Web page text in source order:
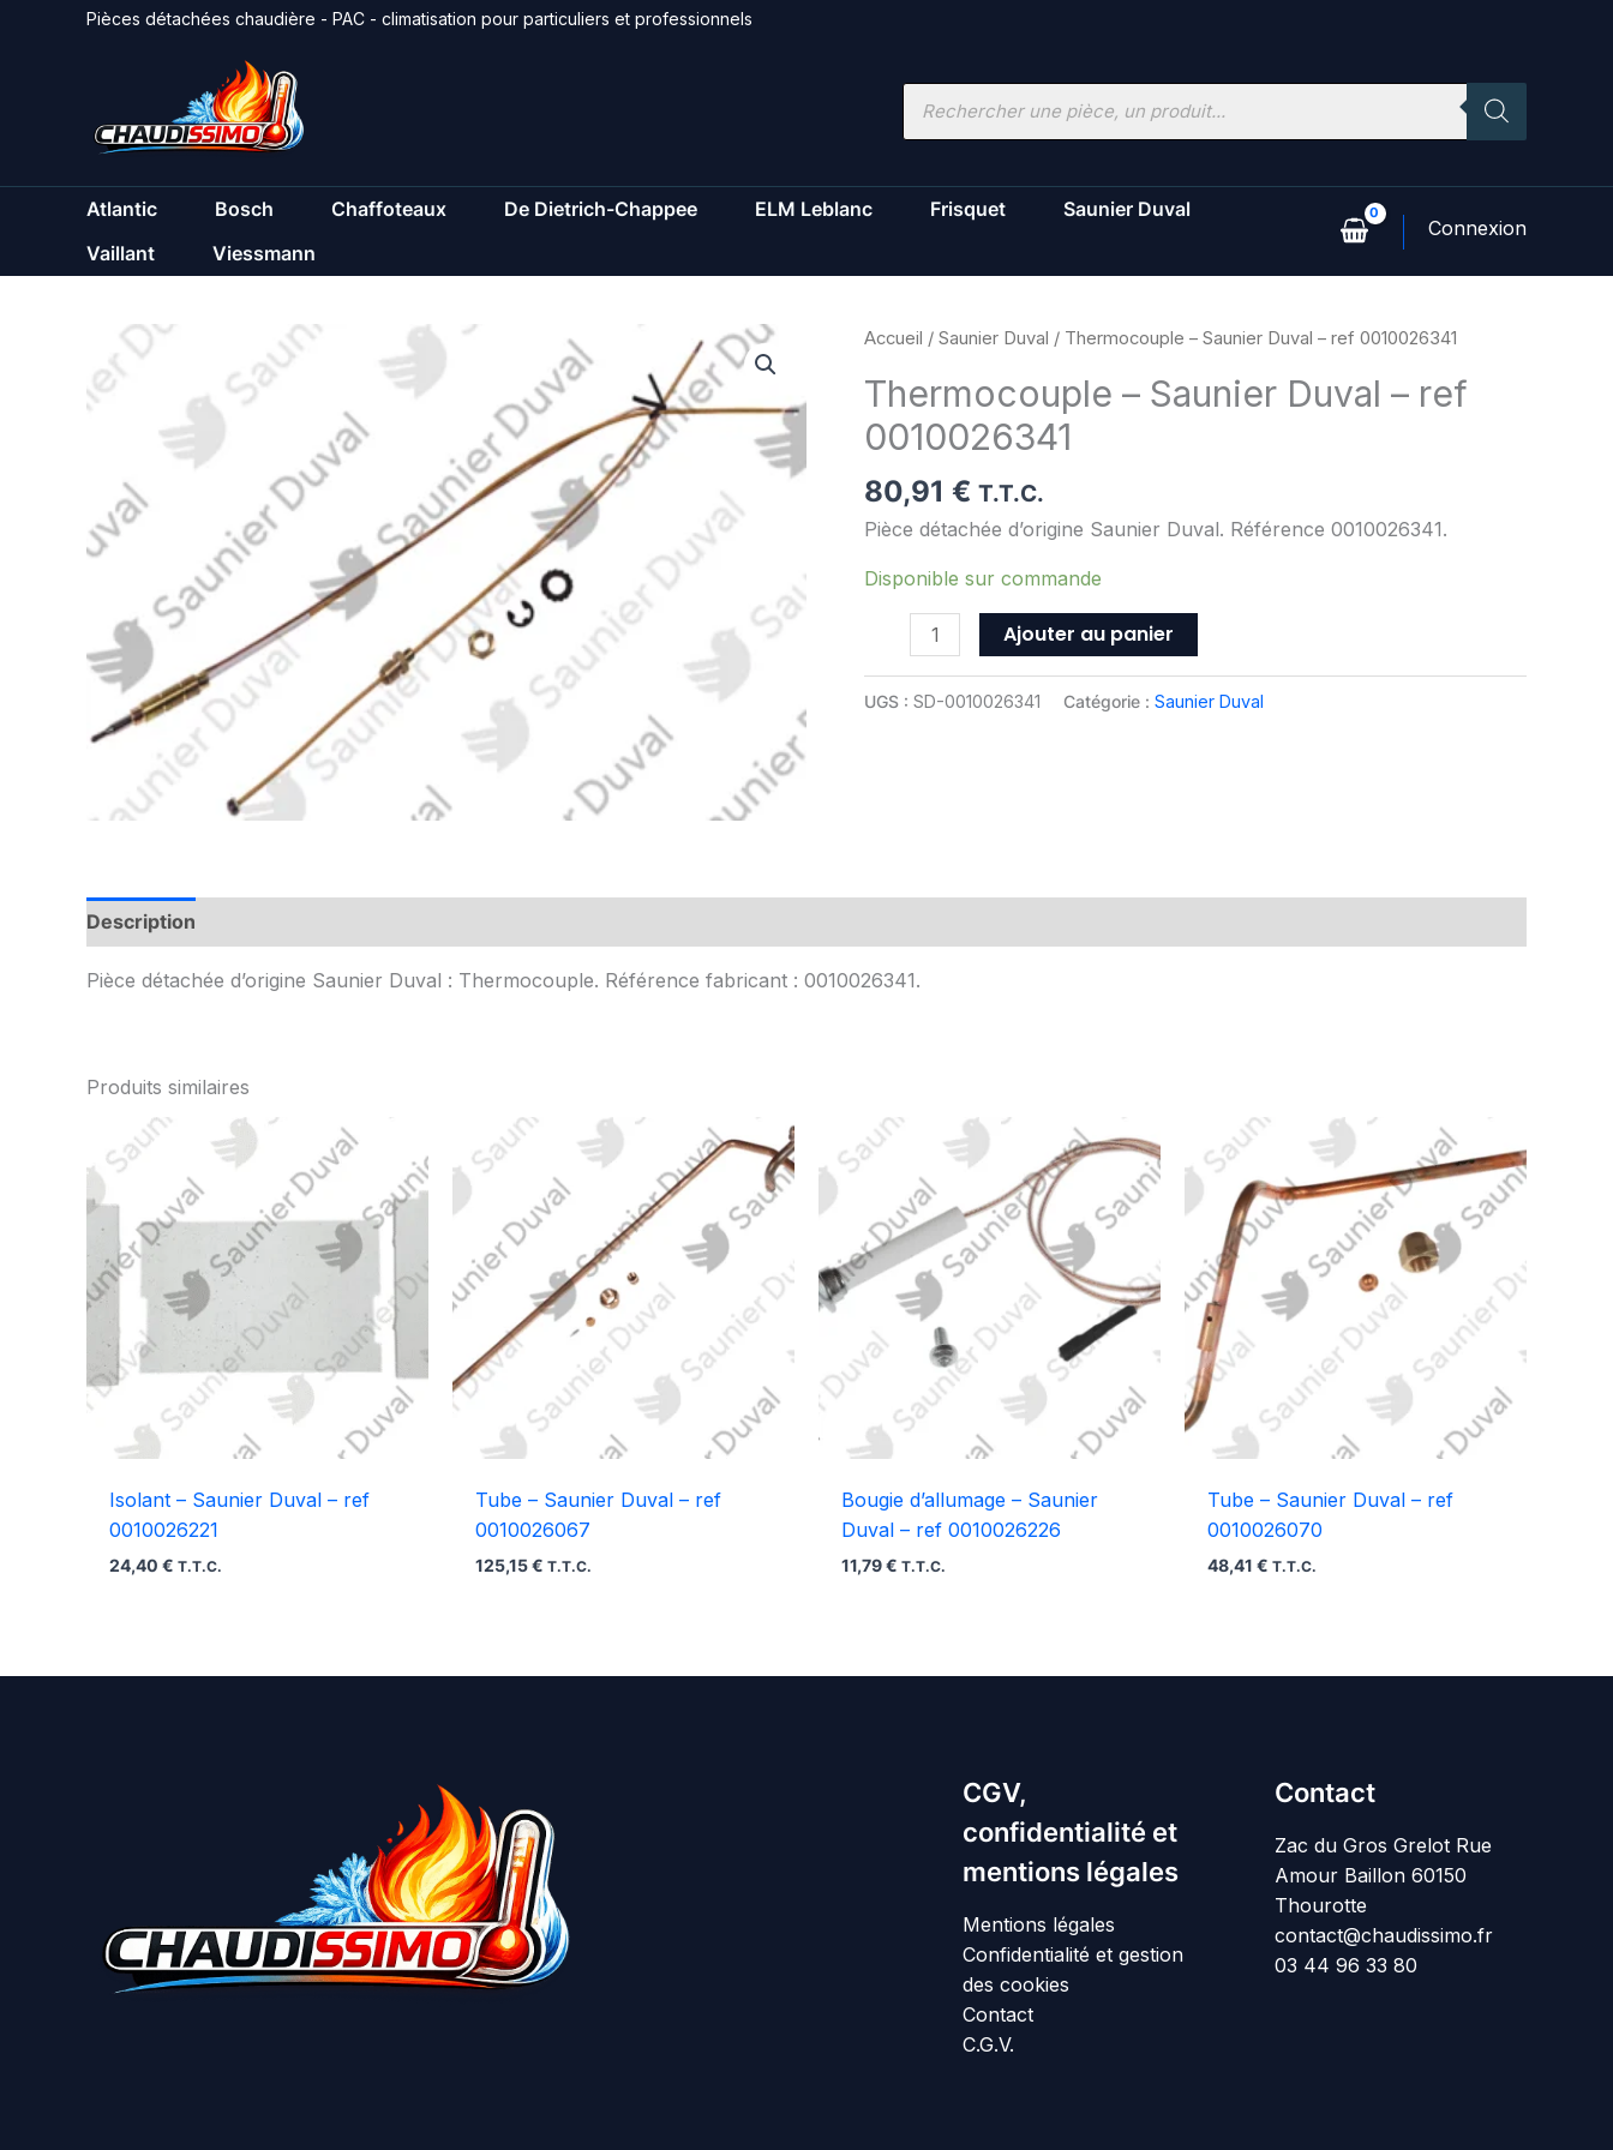
Pièces détachées chaudière - PAC - climatisation pour particuliers et professionnels
Recherche
Atlantic Bosch Chaffoteaux De Dietrich-Chappee ELM Leblanc Frisquet
Saunier Duval
Vaillant
Viessmann
Accueil / Saunier Duval / Thermocouple – Saunier Duval – ref 0010026341
Thermocouple – Saunier Duval – ref
0010026341
80,91 € T.T.C.
Pièce détachée d’origine Saunier Duval. Référence 0010026341.
Disponible sur commande
quantité
Thermocouple
-
Saunier
Duval
-
0010026341
Ajouter au panier
UGS : SD-0010026341 Catégorie : Saunier Duval
Description
Pièce détachée d’origine Saunier Duval : Thermocouple. Référence fabricant : 0010026341.
Produits similaires
Isolant – Saunier Duval – ref
0010026221
24,40€ T.T.C.
Tube – Saunier Duval – ref
0010026067
125,15€ T.T.C.
Bougie d’allumage – Saunier
Duval – ref 0010026226
11,79€ T.T.C.
Tube – Saunier Duval – ref
0010026070
48,41€ T.T.C.
CGV,
confidentialité et
mentions légales
Mentions légales
Confidentialité et gestion
des cookies
Contact
C.G.V.
Contact
Zac du Gros Grelot Rue
Amour Baillon 60150
Thourotte
contact@chaudissimo.fr
03 44 96 33 80